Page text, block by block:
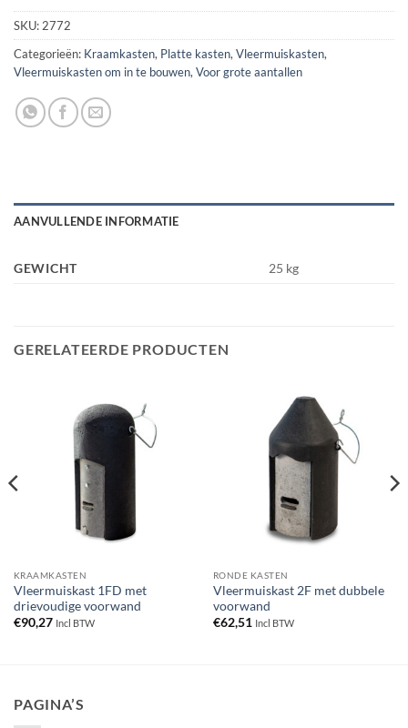
SKU:2772
Categorieën: Kraamkasten, Platte kasten,Vleermuiskasten,
Vleermuiskasten om in te bouwen,Voor grote aantallen
AANVULLENDE INFORMATIE
GEWICHT 25 kg
GERELATEERDE PRODUCTEN
KRAAMKASTEN
Vleermuiskast 1FD met
drievoudige voorwand
€90,27 Incl BTW
RONDE KASTEN
Vleermuiskast 2F met dubbele
voorwand
€62,51 Incl BTW
PAGINA’S